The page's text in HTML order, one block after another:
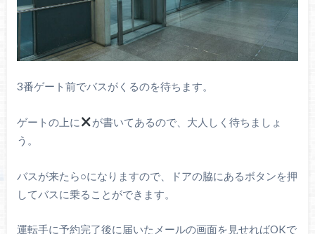
3番ゲート前でバスがくるのを待ちます。
ゲートの上に
が書いてあるので、大人しく待ちましょ
う。
バスが来たら○になりますので、ドアの脇にあるボタンを押
してバスに乗ることができます。
運転手に予約完了後に届いたメールの画面を見せればOKで